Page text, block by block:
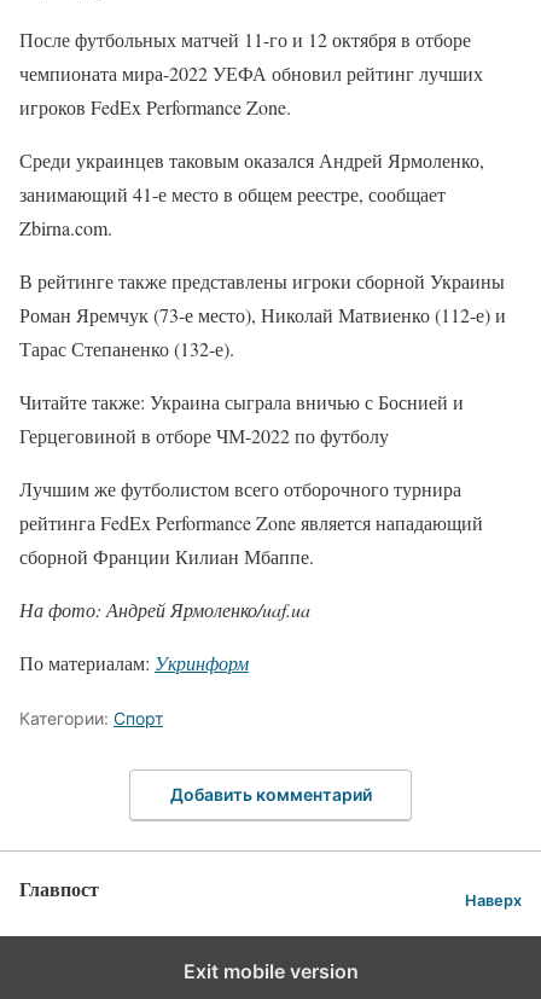
После футбольных матчей 11-го и 12 октября в отборе
чемпионата мира-2022 УЕФА обновил рейтинг лучших
игроков FedEx Performance Zone.
Среди украинцев таковым оказался Андрей Ярмоленко,
занимающий 41-е место в общем реестре, сообщает
Zbirna.com.
В рейтинге также представлены игроки сборной Украины
Роман Яремчук (73-е место), Николай Матвиенко (112-е) и
Тарас Степаненко (132-е).
Читайте также: Украина сыграла вничью с Боснией и
Герцеговиной в отборе ЧМ-2022 по футболу
Лучшим же футболистом всего отборочного турнира
рейтинга FedEx Performance Zone является нападающий
сборной Франции Килиан Мбаппе.
На фото: Андрей Ярмоленко/uaf.ua
По материалам: Укринформ
Категории: Спорт
Добавить комментарий
Главпост Наверх
Exit mobile version